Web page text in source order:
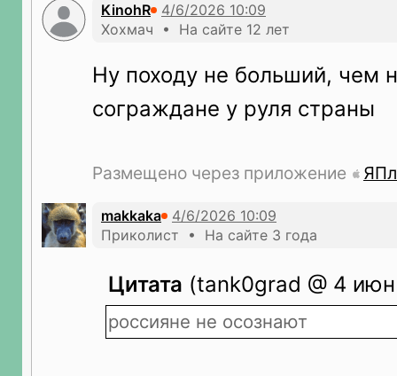
KinohR
Хохмач • На сайте 12 лет
Ну походу не больший, чем
сограждане у руля страны
Размещено через приложение
makkaka
Приколист • На сайте 3 года
Цитата (tank0grad @ 4
россияне не осознают